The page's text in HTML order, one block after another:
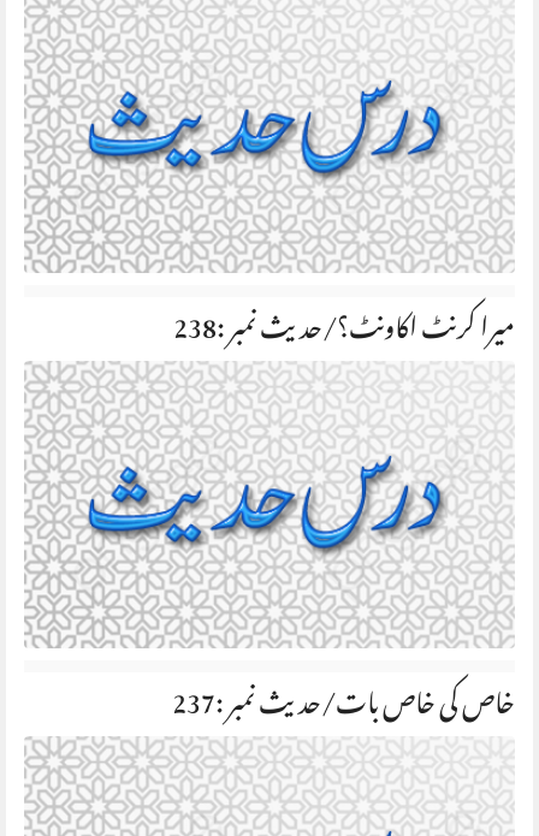
میرا کرنٹ اکاونٹ؟/حديث نمبر :238
خاص کی خاص بات/حديث نمبر :237